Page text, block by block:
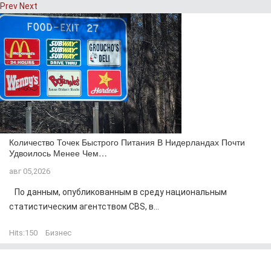
Prev Next
Количество Точек Быстрого Питания В Нидерландах Почти
Удвоилось Менее Чем…
авг 05,2026
По данным, опубликованным в среду национальным
статистическим агентством CBS, в...
Hits:150 Бизнес